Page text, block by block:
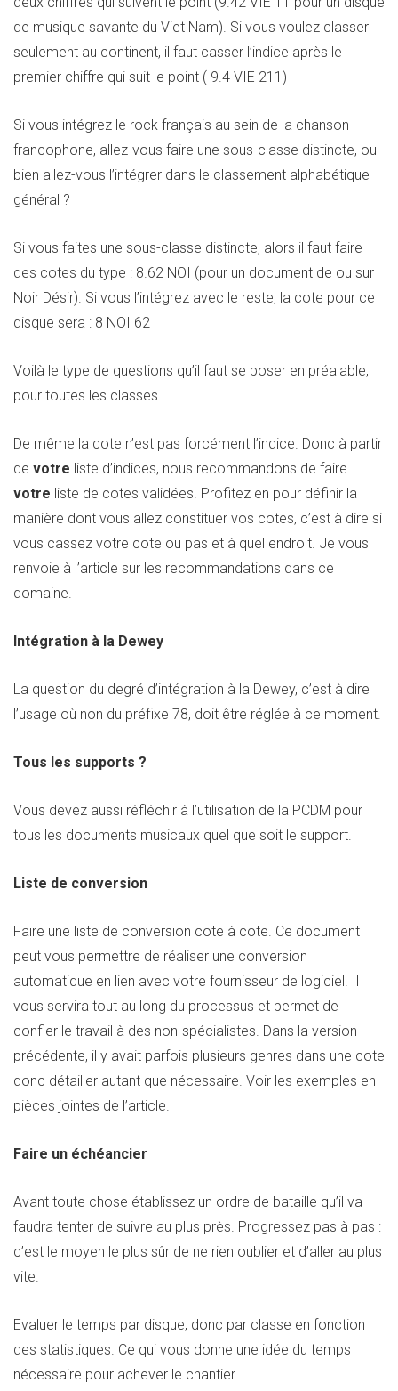
de musique savante du Viet Nam). Si vous voulez classer
seulement au continent, il faut casser l’indice après le
premier chiffre qui suit le point ( 9.4 VIE 211)
Si vous intégrez le rock français au sein de la chanson
francophone, allez-vous faire une sous-classe distincte, ou
bien allez-vous l’intégrer dans le classement alphabétique
général ?
Si vous faites une sous-classe distincte, alors il faut faire
des cotes du type : 8.62 NOI (pour un document de ou sur
Noir Désir). Si vous l’intégrez avec le reste, la cote pour ce
disque sera : 8 NOI 62
Voilà le type de questions qu’il faut se poser en préalable,
pour toutes les classes.
De même la cote n’est pas forcément l’indice. Donc à partir
de votre liste d’indices, nous recommandons de faire
votre liste de cotes validées. Profitez en pour définir la
manière dont vous allez constituer vos cotes, c’est à dire si
vous cassez votre cote ou pas et à quel endroit. Je vous
renvoie à l’article sur les recommandations dans ce
domaine.
Intégration à la Dewey
La question du degré d’intégration à la Dewey, c’est à dire
l’usage où non du préfixe 78, doit être réglée à ce moment.
Tous les supports ?
Vous devez aussi réfléchir à l’utilisation de la PCDM pour
tous les documents musicaux quel que soit le support.
Liste de conversion
Faire une liste de conversion cote à cote. Ce document
peut vous permettre de réaliser une conversion
automatique en lien avec votre fournisseur de logiciel. Il
vous servira tout au long du processus et permet de
confier le travail à des non-spécialistes. Dans la version
précédente, il y avait parfois plusieurs genres dans une cote
donc détailler autant que nécessaire. Voir les exemples en
pièces jointes de l’article.
Faire un échéancier
Avant toute chose établissez un ordre de bataille qu’il va
faudra tenter de suivre au plus près. Progressez pas à pas :
c’est le moyen le plus sûr de ne rien oublier et d’aller au plus
vite.
Evaluer le temps par disque, donc par classe en fonction
des statistiques. Ce qui vous donne une idée du temps
nécessaire pour achever le chantier.